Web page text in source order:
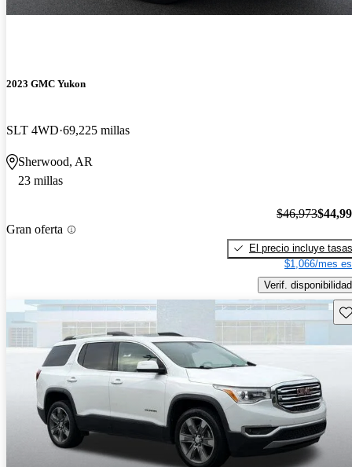
2023 GMC Yukon
SLT 4WD 69,225 millas
Sherwood, AR
23 millas
Gran oferta
$46,973
El precio incluye tasas
$1,066/mes
Verif. disponibilidad